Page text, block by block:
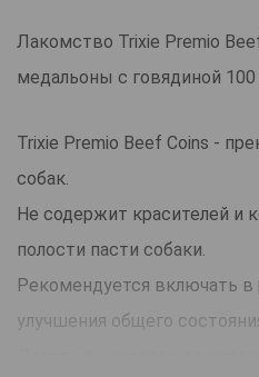
Лакомство Trixie Premio
медальоны с говядиной 100
Trixie Premio Beef Coins -
собак.
Не содержит красителей и
полости пасти собаки.
Рекомендуется включать в
улучшения общего